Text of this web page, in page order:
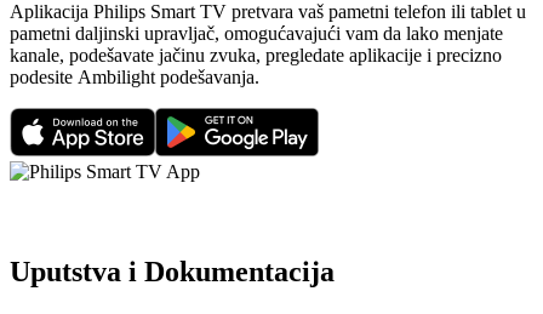
Aplikacija Philips Smart TV pretvara vaš pametni telefon ili tablet u
pametni daljinski upravljač, omogućavajući vam da lako menjate
kanale, podešavate jačinu zvuka, pregledate aplikacije i precizno
podesite Ambilight podešavanja.
Uputstva i Dokumentacija